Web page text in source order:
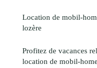
Location de mobil-
lozère
Profitez de vacances
location de mobil-